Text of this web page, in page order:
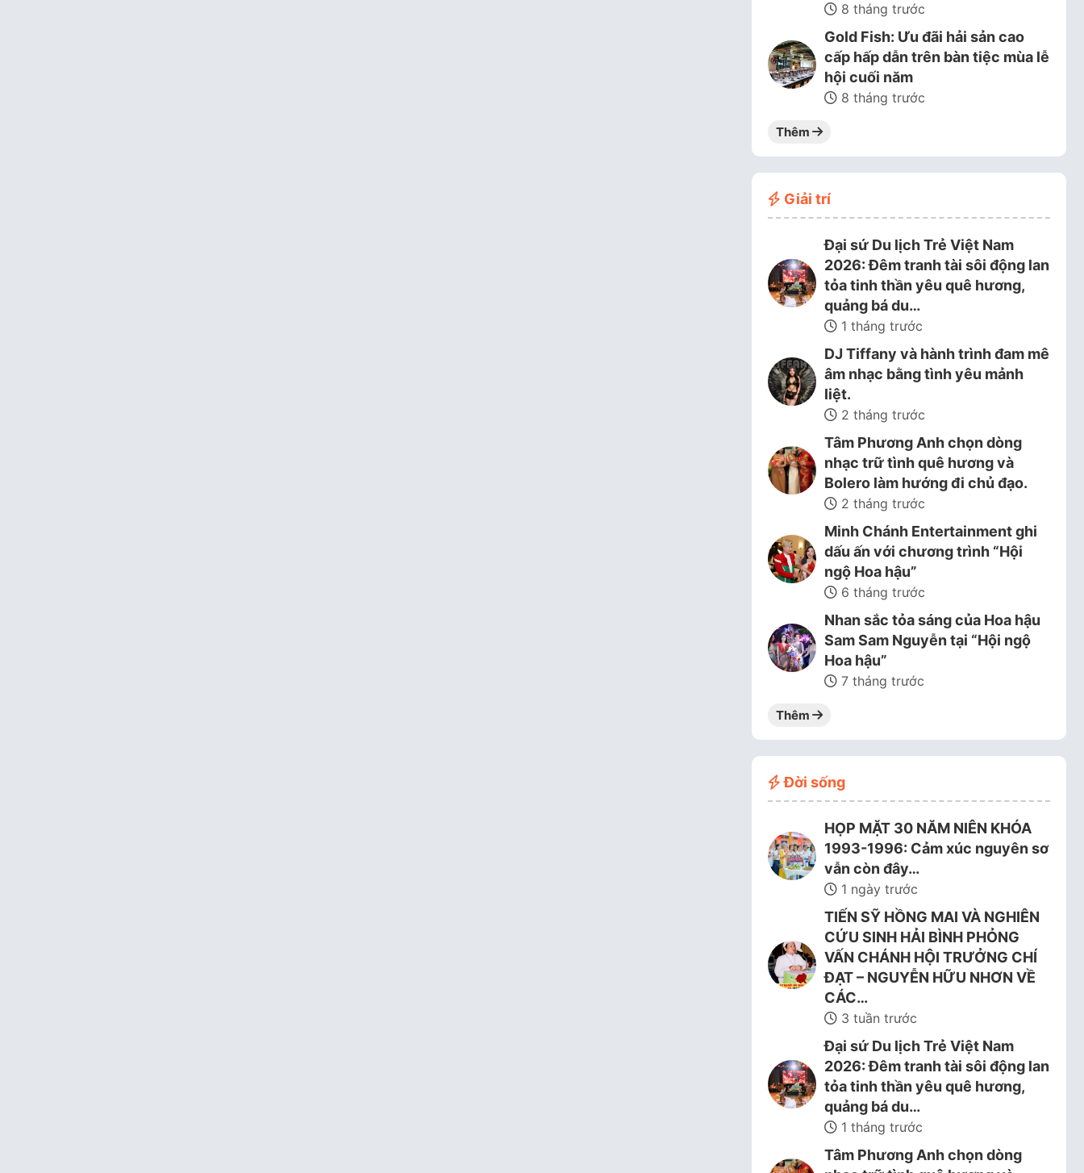
8 tháng trước
Gold Fish: Ưu đãi hải sản cao
cấp hấp dẫn trên bàn tiệc mùa lễ
hội cuối năm
8 tháng trước
Thêm
Giải trí
Đại sứ Du lịch Trẻ Việt Nam
2026: Đêm tranh tài sôi động lan
tỏa tinh thần yêu quê hương,
quảng bá du…
1 tháng trước
DJ Tiffany và hành trình đam mê
âm nhạc bằng tình yêu mảnh
liệt.
2 tháng trước
Tâm Phương Anh chọn dòng
nhạc trữ tình quê hương và
Bolero làm hướng đi chủ đạo.
2 tháng trước
Minh Chánh Entertainment ghi
dấu ấn với chương trình “Hội
ngộ Hoa hậu”
6 tháng trước
Nhan sắc tỏa sáng của Hoa hậu
Sam Sam Nguyễn tại “Hội ngộ
Hoa hậu”
7 tháng trước
Thêm
Đời sống
HỌP MẶT 30 NĂM NIÊN KHÓA
1993-1996: Cảm xúc nguyên sơ
vẫn còn đây…
1 ngày trước
TIẾN SỸ HỒNG MAI VÀ NGHIÊN
CỨU SINH HẢI BÌNH PHỎNG
VẤN CHÁNH HỘI TRƯỞNG CHÍ
ĐẠT – NGUYỄN HỮU NHƠN VỀ
CÁC…
3 tuần trước
Đại sứ Du lịch Trẻ Việt Nam
2026: Đêm tranh tài sôi động lan
tỏa tinh thần yêu quê hương,
quảng bá du…
1 tháng trước
Tâm Phương Anh chọn dòng